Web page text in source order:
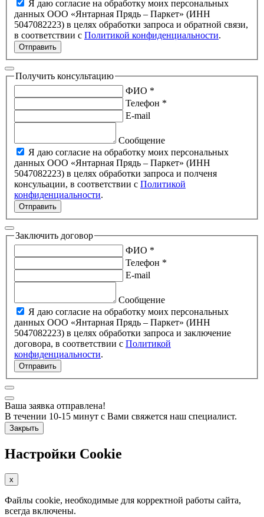
Я даю согласие на обработку моих персональных
данных ООО «Янтарная Прядь – Паркет» (ИНН
5047082223) в целях обработки запроса и обратной связи,
в соответствии с Политикой конфиденциальности.
Отправить
Получить консультацию
ФИО *
Телефон *
E-mail
Сообщение
Я даю согласие на обработку моих персональных
данных ООО «Янтарная Прядь – Паркет» (ИНН
5047082223) в целях обработки запроса и полченя
консульации, в соответствии с Политикой
конфиденциальности.
Отправить
Заключить договор
ФИО *
Телефон *
E-mail
Сообщение
Я даю согласие на обработку моих персональных
данных ООО «Янтарная Прядь – Паркет» (ИНН
5047082223) в целях обработки запроса и заключение
договора, в соответствии с Политикой
конфиденциальности.
Отправить
Ваша заявка отправлена!
В течении 10-15 минут с Вами свяжется наш специалист.
Закрыть
Настройки Cookie
x
Файлы cookie, необходимые для корректной работы сайта,
всегда включены.